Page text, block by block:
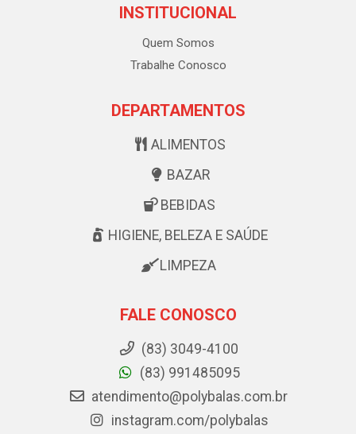
INSTITUCIONAL
Quem Somos
Trabalhe Conosco
DEPARTAMENTOS
ALIMENTOS
BAZAR
BEBIDAS
HIGIENE, BELEZA E SAÚDE
LIMPEZA
FALE CONOSCO
(83) 3049-4100
(83) 991485095
atendimento@polybalas.com.br
instagram.com/polybalas